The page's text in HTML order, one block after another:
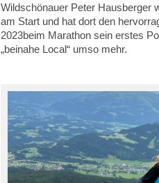
Wildschönauer Peter Hausberger
am Start und hat dort den
2023beim Marathon sein erstes
„beinahe Local“ umso mehr.